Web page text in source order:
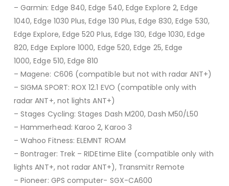
– Garmin: Edge 840, Edge 540, Edge Explore 2, Edge
1040, Edge 1030 Plus, Edge 130 Plus, Edge 830, Edge 530,
Edge Explore, Edge 520 Plus, Edge 130, Edge 1030, Edge
820, Edge Explore 1000, Edge 520, Edge 25, Edge
1000, Edge 510, Edge 810
– Magene: C606 (compatible but not with radar ANT+)
– SIGMA SPORT: ROX 12.1 EVO (compatible only with
radar ANT+, not lights ANT+)
– Stages Cycling: Stages Dash M200, Dash M50/L50
– Hammerhead: Karoo 2, Karoo 3
– Wahoo Fitness: ELEMNT ROAM
– Bontrager: Trek – RIDEtime Elite (compatible only with
lights ANT+, not radar ANT+), Transmitr Remote
– Pioneer: GPS computer- SGX-CA600